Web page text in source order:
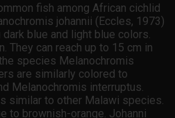
fish among African cichlid
johannii (Eccles, 1973)
blue and light blue colors.
They can reach up to 15 cm in
species Melanochromis
are similarly colored to
Melanochromis interruptus.
similar to other Malawi species.
to brownish-orange. Johanni